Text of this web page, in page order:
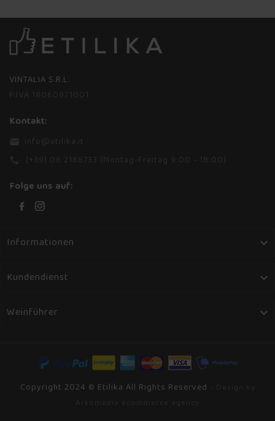
VINTALIA S.R.L.
Kontakt:
Folge uns auf:
Informationen 
Kundendienst 
Weinführer 
Copyright 2024 © Etilika All Rights Reserved